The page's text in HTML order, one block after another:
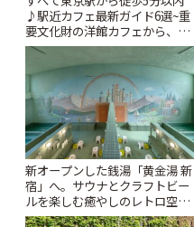
♪駅近カフェ最新ガイド6選~重
要文化財の洋館カフェから、改
札すぐのレトロ喫茶まで~ | こと
新オープンした銭湯「黄金湯 新
宿」へ。サウナとクラフトビー
ルを楽しむ癒やしのレトロ空間
| ことりっぷ